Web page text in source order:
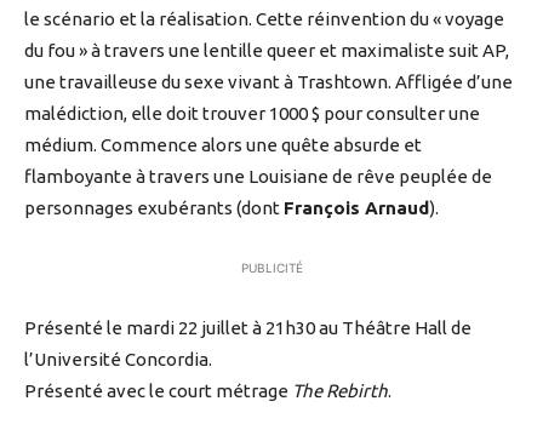
le scénario et la réalisation. Cette réinvention du « voyage
du fou » à travers une lentille queer et maximaliste suit AP,
une travailleuse du sexe vivant à Trashtown. Affligée d’une
malédiction, elle doit trouver 1000 $ pour consulter une
médium. Commence alors une quête absurde et
flamboyante à travers une Louisiane de rêve peuplée de
personnages exubérants (dont François Arnaud).
PUBLICITÉ
Présenté le mardi 22 juillet à 21h30 au Théâtre Hall de
l’Université Concordia.
Présenté avec le court métrage The Rebirth.